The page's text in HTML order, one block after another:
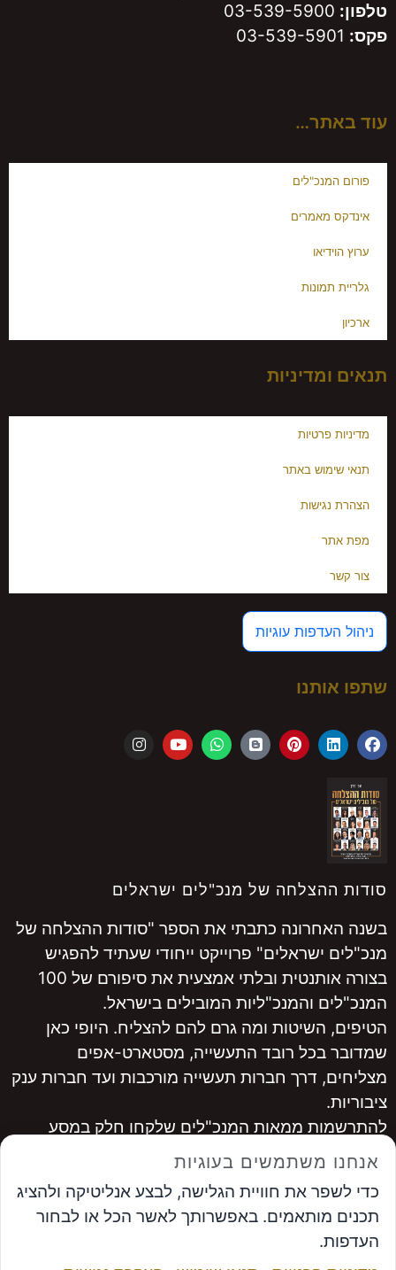
טלפון: 03-539-5900
פקס:
עוד באתר…
פורום המנכ"לים
אינדקס מאמרים
ערוץ הוידיאו
גלריית תמונות
ארכיון
תנאים ומדיניות
מדיניות פרטיות
תנאי שימוש באתר
הצהרת נגישות
מפת אתר
צור קשר
ניהול העדפות עוגיות
שתפו אותנו
סודות ההצלחה של מנכ"לים ישראלים
בשנה האחרונה כתבתי את הספר "סודות ההצלחה של
מנכ"לים ישראלים" פרוייקט ייחודי שעתיד להפגיש
בצורה אותנטית ובלתי אמצעית את סיפורם של 100
המנכ"לים והמנכ"ליות המובילים בישראל.
הטיפים, השיטות ומה גרם להם להצליח. היופי כאן
שמדובר בכל רובד התעשייה, מסטארט-אפים
מצליחים, דרך חברות תעשייה מורכבות ועד חברות ענק
ציבוריות.
להתרשמות ממאות המנכ"לים שלקחו חלק במסע
...............
אבי פרץ, מייסד פורום המנכ"לים ומנכ"ל פתרונות
אפקטיביים
אנחנו משתמשים בעוגיות
כדי לשפר את חוויית הגלישה, לבצע אנליטיקה ולהציג
תכנים מותאמים. באפשרותך לאשר הכל או לבחור
העדפות.